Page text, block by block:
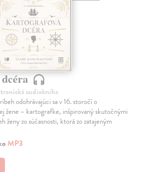
dcéra
audiokniha
odohrávajúci sa v 16. storočí o
žene – kartografke, inšpirovaný skutočnými
ženy zo súčasnosti, ktorá zo zatajeným
MP3